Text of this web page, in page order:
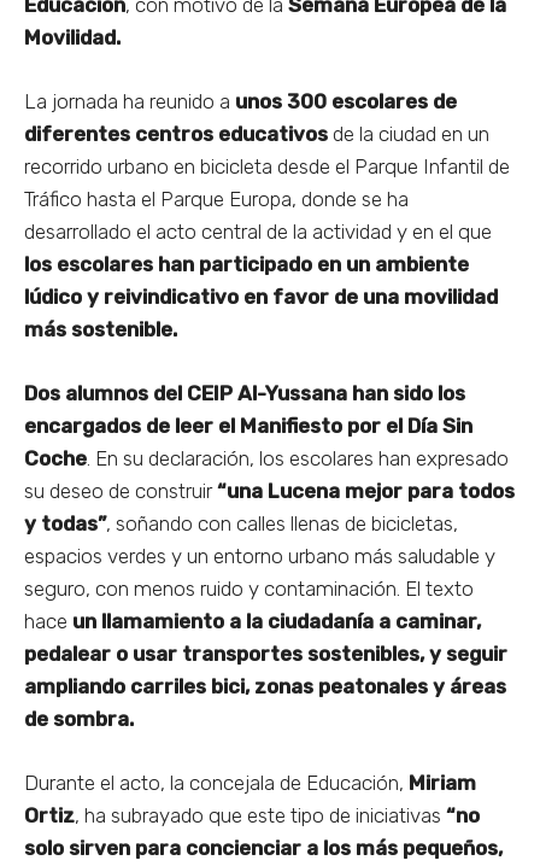
Movilidad.
La jornada ha reunido a unos 300 escolares de
diferentes centros educativos de la ciudad en un
recorrido urbano en bicicleta desde el Parque Infantil de
Tráfico hasta el Parque Europa, donde se ha
desarrollado el acto central de la actividad y en el que
los escolares han participado en un ambiente
lúdico y reivindicativo en favor de una movilidad
más sostenible.
Dos alumnos del CEIP Al-Yussana han sido los
encargados de leer el Manifiesto por el Día Sin
Coche . En su declaración, los escolares han expresado
su deseo de construir“una Lucena mejor para todos
y todas”, soñando con calles llenas de bicicletas,
espacios verdes y un entorno urbano más saludable y
seguro, con menos ruido y contaminación. El texto
hace un llamamiento a la ciudadanía a caminar,
pedalear o usar transportes sostenibles, y seguir
ampliando carriles bici, zonas peatonales y áreas
de sombra.
Durante el acto, la concejala de Educación, Miriam
Ortiz, ha subrayado que este tipo de iniciativas “no
solo sirven para concienciar a los más pequeños,